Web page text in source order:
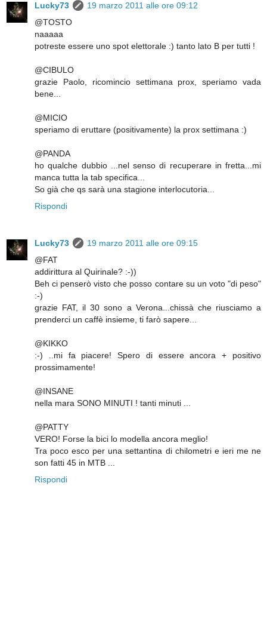
Lucky73
19 marzo 2011 alle ore 09:12
@TOSTO
naaaaa
potreste essere uno spot elettorale :) tanto lato B per tutti !
@CIBULO
grazie Paolo, ricomincio settimana prox, speriamo vada
bene...
@MICIO
speriamo di eruttare (positivamente) la prox settimana :)
@PANDA
ho qualche dubbio ...nel senso di recuperare in fretta...mi
manca tutta la tab specifica...
So già che qs sarà una stagione interlocutoria...
Rispondi
Lucky73
19 marzo 2011 alle ore 09:15
@FAT
addirittura al Quirinale? :-))
Beh ci penserò visto che posso contare su un voto "di peso"
:-)
grazie FAT, il 30 sono a Verona...chissà che riusciamo a
prenderci un caffè insieme, ti farò sapere...
@KIKKO
:-) ..mi fa piacere! Spero di essere ancora + positivo
prossimamente!
@INSANE
nella mara SONO MINUTI ! tanti minuti ...
@PATTY
VERO! Forse la bici lo modella ancora meglio!
Tra poco esco per una settantina di chilometri e ieri me ne
son fatti 45 in MTB ...
Rispondi